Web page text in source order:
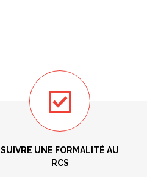
SUIVRE UNE FORMALITÉ AU
RCS